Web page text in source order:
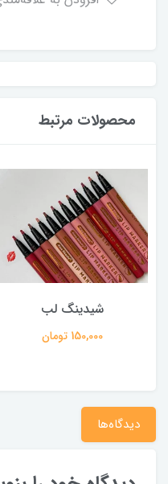
محصولات مرتبط
شیدینگ لب
150,000 تومان
دیدگاه‌ها